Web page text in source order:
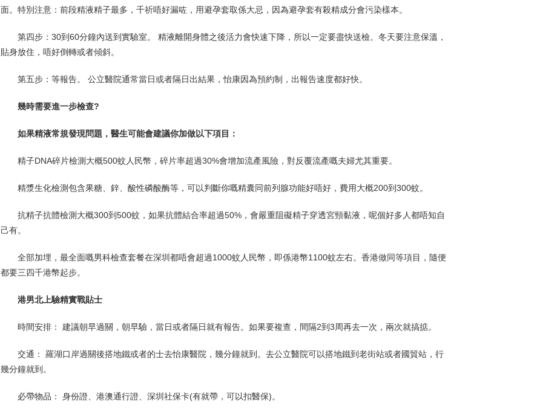
面。特別注意：前段精液精子最多，千祈唔好漏咗，用避孕套取係大忌，因為避孕套有殺精成分會污染樣本。
第四步：30到60分鐘內送到實驗室。 精液離開身體之後活力會快速下降，所以一定要盡快送檢。冬天要注意保溫，
貼身放住，唔好倒轉或者傾斜。
第五步：等報告。 公立醫院通常當日或者隔日出結果，怡康因為預約制，出報告速度都好快。
幾時需要進一步檢查?
如果精液常規發現問題，醫生可能會建議你加做以下項目：
精子DNA碎片檢測大概500蚊人民幣，碎片率超過30%會增加流產風險，對反覆流產嘅夫婦尤其重要。
精漿生化檢測包含果糖、鋅、酸性磷酸酶等，可以判斷你嘅精囊同前列腺功能好唔好，費用大概200到300蚊。
抗精子抗體檢測大概300到500蚊，如果抗體結合率超過50%，會嚴重阻礙精子穿透宮頸黏液，呢個好多人都唔知自
己有。
全部加埋，最全面嘅男科檢查套餐在深圳都唔會超過1000蚊人民幣，即係港幣1100蚊左右。香港做同等項目，隨便
都要三四千港幣起步。
港男北上驗精實戰貼士
時間安排： 建議朝早過關，朝早驗，當日或者隔日就有報告。如果要複查，間隔2到3周再去一次，兩次就搞掂。
交通： 羅湖口岸過關後搭地鐵或者的士去怡康醫院，幾分鐘就到。去公立醫院可以搭地鐵到老街站或者國貿站，行
幾分鐘就到。
必帶物品： 身份證、港澳通行證、深圳社保卡(有就帶，可以扣醫保)。